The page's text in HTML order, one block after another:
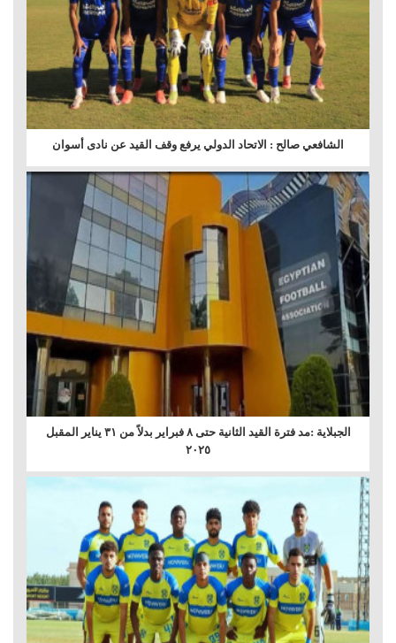
الشافعي صالح : الاتحاد الدولي يرفع وقف القيد عن نادى أسوان
الجبلاية :مد فترة القيد الثانية حتى ٨ فبراير بدلاً من ٣١ يناير المقبل
٢٠٢٥